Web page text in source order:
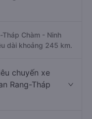
Chàm - Ninh
dài khoảng 245 km.
chuyến xe
Rang-Tháp